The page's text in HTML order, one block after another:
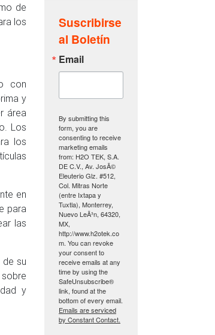
de
los
con
y
área
Los
los
en
para
las
su
y
Suscribirse
al Boletín
Email
By submitting this
form, you are
consenting to receive
marketing emails
from: H2O TEK, S.A.
DE C.V., Av. JosÃ©
Eleuterio Glz. #512,
Col. Mitras Norte
(entre Ixtapa y
Tuxtla), Monterrey,
Nuevo LeÃ³n, 64320,
MX,
http://www.h2otek.co
m. You can revoke
your consent to
receive emails at any
time by using the
SafeUnsubscribe®
link, found at the
bottom of every email.
Emails are serviced
by Constant Contact.